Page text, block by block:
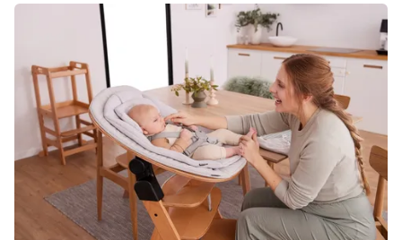
sogar über
100 kg
. Dadurch bleiben sie häufig lange im
Sicherheit im Alltag
Hochstühle und passendes Zubehör sind für die Nutzung
mit Babys und Kindern entwickelt und orientieren sich an
gängigen europäischen Sicherheitsanforderungen.
So wird ein Hochstuhl im Alltag
genutzt